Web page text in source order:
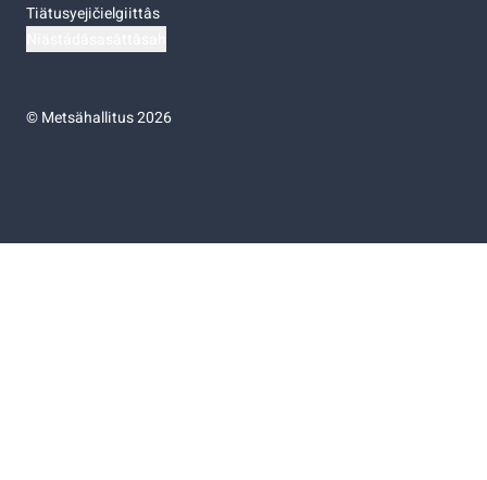
Tiätusyejičielgiittâs
©Metsähallitus 2026